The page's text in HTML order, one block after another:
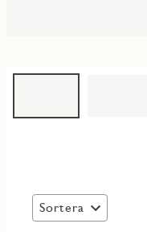
Sortera